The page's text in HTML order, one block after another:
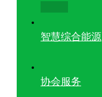
智慧综合能源
协会服务